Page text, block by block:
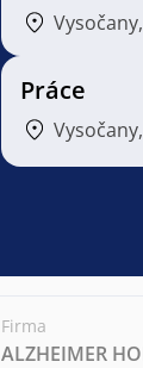
Práce
Firma
ALZHEIMER